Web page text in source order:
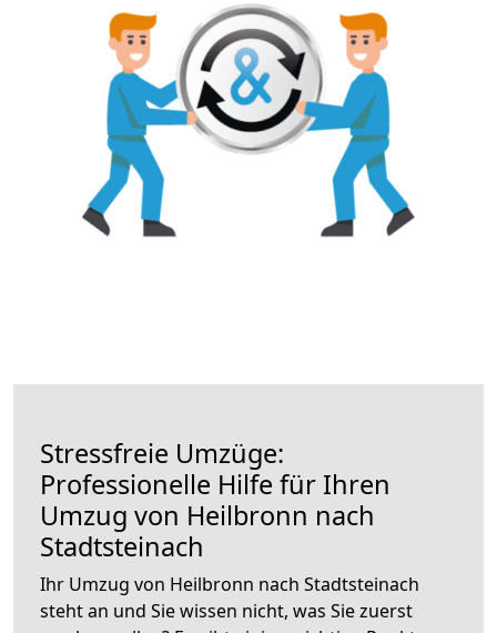
Stressfreie Umzüge:
Professionelle Hilfe für Ihren
Umzug von Heilbronn nach
Stadtsteinach
Ihr Umzug von Heilbronn nach Stadtsteinach
steht an und Sie wissen nicht, was Sie zuerst